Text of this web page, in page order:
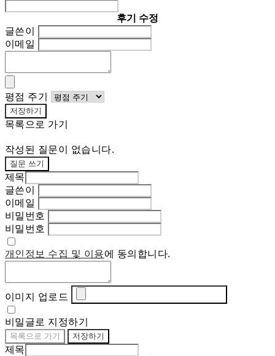
후기 수정
글쓴이
이메일
평점 주기
저장하기
목록으로 가기
작성된 질문이 없습니다.
질문 쓰기
제목
글쓴이
이메일
비밀번호
비밀번호
개인정보 수집 및 이용에 동의합니다.
이미지 업로드
비밀글로 지정하기
목록으로 가기 저장하기
제목